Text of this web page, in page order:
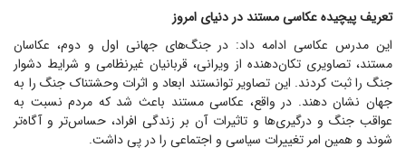
تعریف پیچیده عکاسی مستند در دنیای امروز
این مدرس عکاسی ادامه داد: در جنگ‌های جهانی اول و دوم، عکاسان
مستند، تصاویری تکان‌دهنده از ویرانی، قربانیان غیرنظامی و شرایط دشوار
جنگ را ثبت کردند. این تصاویر توانستند ابعاد و اثرات وحشتناک جنگ را به
جهان نشان دهند. در واقع، عکاسی مستند باعث شد که مردم نسبت به
عواقب جنگ و درگیری‌ها و تاثیرات آن بر زندگی افراد، حساس‌تر و آگاه‌تر
شوند و همین امر تغییرات سیاسی و اجتماعی را در پی داشت.